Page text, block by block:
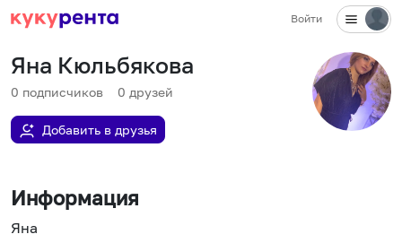
Войти
Яна Кюльбякова
0 подписчиков 0 друзей
Добавить в друзья
Информация
Яна